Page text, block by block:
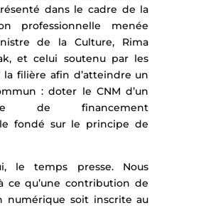
dans le cadre de la
professionnelle menée
de la Culture, Rima
et celui soutenu par les
la filière afin d’atteindre un
: doter le CNM d’un
de financement
fondé sur le principe de
le temps presse. Nous
ce qu’une contribution de
numérique soit inscrite au